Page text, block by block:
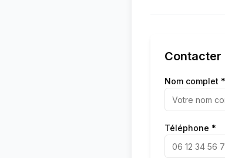
Contacter
Nom complet *
Téléphone *